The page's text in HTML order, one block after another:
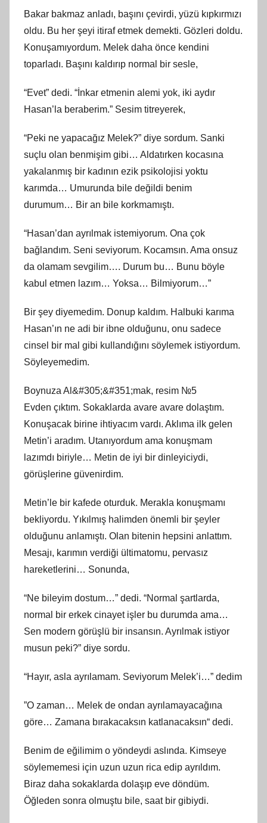
Bakar bakmaz anladı, başını çevirdi, yüzü kıpkırmızı
oldu. Bu her şeyi itiraf etmek demekti. Gözleri doldu.
Konuşamıyordum. Melek daha önce kendini
toparladı. Başını kaldırıp normal bir sesle,
“Evet” dedi. “İnkar etmenin alemi yok, iki aydır
Hasan’la beraberim.” Sesim titreyerek,
“Peki ne yapacağız Melek?” diye sordum. Sanki
suçlu olan benmişim gibi… Aldatırken kocasına
yakalanmış bir kadının ezik psikolojisi yoktu
karımda… Umurunda bile değildi benim
durumum… Bir an bile korkmamıştı.
“Hasan’dan ayrılmak istemiyorum. Ona çok
bağlandım. Seni seviyorum. Kocamsın. Ama onsuz
da olamam sevgilim…. Durum bu… Bunu böyle
kabul etmen lazım… Yoksa… Bilmiyorum…”
Bir şey diyemedim. Donup kaldım. Halbuki karıma
Hasan’ın ne adi bir ibne olduğunu, onu sadece
cinsel bir mal gibi kullandığını söylemek istiyordum.
Söyleyemedim.
Boynuza Al&#305;&#351;mak, resim №5
Evden çıktım. Sokaklarda avare avare dolaştım.
Konuşacak birine ihtiyacım vardı. Aklıma ilk gelen
Metin’i aradım. Utanıyordum ama konuşmam
lazımdı biriyle… Metin de iyi bir dinleyiciydi,
görüşlerine güvenirdim.
Metin’le bir kafede oturduk. Merakla konuşmamı
bekliyordu. Yıkılmış halimden önemli bir şeyler
olduğunu anlamıştı. Olan bitenin hepsini anlattım.
Mesajı, karımın verdiği ültimatomu, pervasız
hareketlerini… Sonunda,
“Ne bileyim dostum…” dedi. “Normal şartlarda,
normal bir erkek cinayet işler bu durumda ama…
Sen modern görüşlü bir insansın. Ayrılmak istiyor
musun peki?” diye sordu.
“Hayır, asla ayrılamam. Seviyorum Melek’i…” dedim
”O zaman… Melek de ondan ayrılamayacağına
göre… Zamana bırakacaksın katlanacaksın“ dedi.
Benim de eğilimim o yöndeydi aslında. Kimseye
söylememesi için uzun uzun rica edip ayrıldım.
Biraz daha sokaklarda dolaşıp eve döndüm.
Öğleden sonra olmuştu bile, saat bir gibiydi.